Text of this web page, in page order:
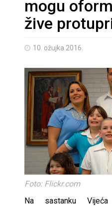
mogu
žive
10. ožujka 2016.
Foto: Flickr.com
Na sastanku